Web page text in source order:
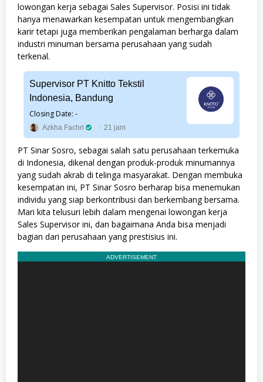
lowongan kerja sebagai Sales Supervisor. Posisi ini tidak
hanya menawarkan kesempatan untuk mengembangkan
karir tetapi juga memberikan pengalaman berharga dalam
industri minuman bersama perusahaan yang sudah
terkenal.
Supervisor PT Knitto Tekstil
Indonesia, Bandung
Closing Date: -
Azkha Fachri 21 jam
PT Sinar Sosro, sebagai salah satu perusahaan terkemuka
di Indonesia, dikenal dengan produk-produk minumannya
yang sudah akrab di telinga masyarakat. Dengan membuka
kesempatan ini, PT Sinar Sosro berharap bisa menemukan
individu yang siap berkontribusi dan berkembang bersama.
Mari kita telusuri lebih dalam mengenai lowongan kerja
Sales Supervisor ini, dan bagaimana Anda bisa menjadi
bagian dari perusahaan yang prestisius ini.